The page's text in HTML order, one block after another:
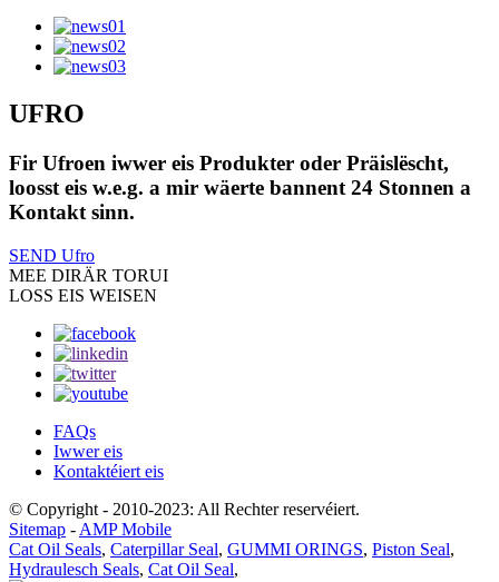
UFRO
Fir Ufroen iwwer eis Produkter oder Präislëscht,
loosst eis w.e.g. a mir wäerte bannent 24 Stonnen a
Kontakt sinn.
SEND Ufro
MEE DIRÄR TORUI
LOSS EIS WEISEN
FAQs
Iwwer eis
Kontaktéiert eis
© Copyright - 2010-2023: All Rechter reservéiert.
Sitemap - AMP Mobile
Cat Oil Seals, Caterpillar Seal, GUMMI ORINGS, Piston Seal,
Hydraulesch Seals, Cat Oil Seal,